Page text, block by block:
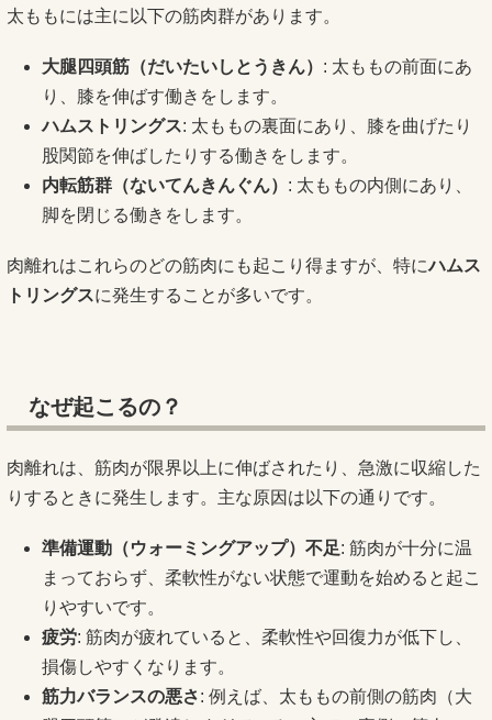
太ももには主に以下の筋肉群があります。
大腿四頭筋（だいたいしとうきん） : 太ももの前面にあ
り、膝を伸ばす働きをします。
ハムストリングス: 太ももの裏面にあり、膝を曲げたり
股関節を伸ばしたりする働きをします。
内転筋群（ないてんきんぐん） : 太ももの内側にあり、
脚を閉じる働きをします。
肉離れはこれらのどの筋肉にも起こり得ますが、特にハムス
トリングスに発生することが多いです。
なぜ起こるの？
肉離れは、筋肉が限界以上に伸ばされたり、急激に収縮した
りするときに発生します。主な原因は以下の通りです。
準備運動（ウォーミングアップ）不足: 筋肉が十分に温
まっておらず、柔軟性がない状態で運動を始めると起こ
りやすいです。
疲労: 筋肉が疲れていると、柔軟性や回復力が低下し、
損傷しやすくなります。
筋力バランスの悪さ: 例えば、太ももの前側の筋肉（大